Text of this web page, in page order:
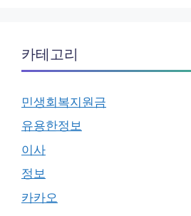
카테고리
민생회복지원금
유용한정보
이사
정보
카카오